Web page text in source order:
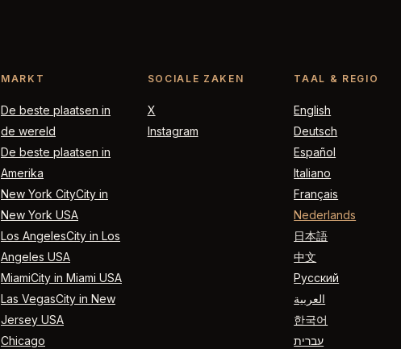
MARKT
De beste plaatsen in
de wereld
De beste plaatsen in
Amerika
New York CityCity in
New York USA
Los AngelesCity in Los
Angeles USA
MiamiCity in Miami USA
Las VegasCity in New
Jersey USA
Chicago
SOCIALE ZAKEN
X
Instagram
TAAL & REGIO
English
Deutsch
Español
Italiano
Français
Nederlands
日本語
中文
Русский
العربية
한국어
עברית